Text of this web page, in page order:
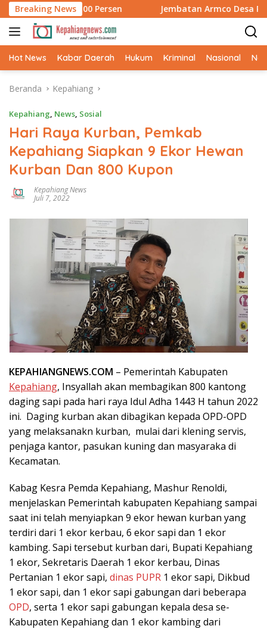
Langsung
ke
konten
Breaking News
100 Persen Jembatan Armco Desa Pahlawan
Hot News Kabar Daerah Hukum Kriminal Nasional
Beranda Kepahiang
Kepahiang, News, Sosial
Hari Raya Kurban, Pemkab
Kepahiang Siapkan 9 Ekor Hewan
Kurban Dan 800 Kupon
Kepahiang News
Juli 7, 2022
KEPAHIANGNEWS.COM – Pemerintah Kabupaten
Kepahiang, Insyallah akan membagikan 800 kantong
daging sapi pada hari raya Idul Adha 1443 H tahun 2022
ini. Daging kurban akan dibagikan kepada OPD-OPD
yang melaksanakn kurban, mulai dari klening servis,
penjaga kantor, pasukan kuning dan masyaraka di
Kecamatan.
Kabag Kesra Pemda Kepahiang, Mashur Renoldi,
menjelaskan Pemerintah kabupaten Kepahiang sampai
saat ini telah menyiapkan 9 ekor hewan kurban yang
terdiri dari 1 ekor kerbau, 6 ekor sapi dan 1 ekor
kambing. Sapi tersebut kurban dari, Bupati Kepahiang
1 ekor, Sekretaris Daerah 1 ekor kerbau, Dinas
Pertanian 1 ekor sapi, dinas PUPR 1 ekor sapi, Dikbud
1 ekor sapi, dan 1 ekor sapi gabungan dari beberapa
OPD, serta 1 ekor sapi gabungan kepala desa se-
Kabupaten Kepahiang dan 1 ekor kambing dari